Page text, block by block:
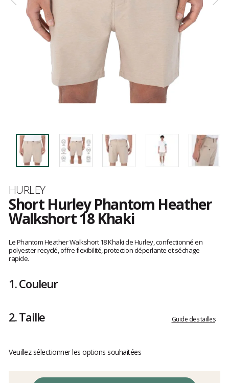
Marque
HURLEY
Short Hurley Phantom Heather
Walkshort 18 Khaki
avis
clients
Le Phantom Heather Walkshort 18 Khaki de Hurley, confectionné en
polyester recyclé, offre flexibilité, protection déperlante et séchage
rapide.
1.Couleur
2.Taille Guide des tailles
Veuillez sélectionner les options souhaitées